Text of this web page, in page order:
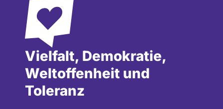
Vielfalt, Demokratie,
Weltoffenheit und
Toleranz